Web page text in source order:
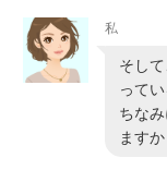
私
そし
って
ちな
ますか